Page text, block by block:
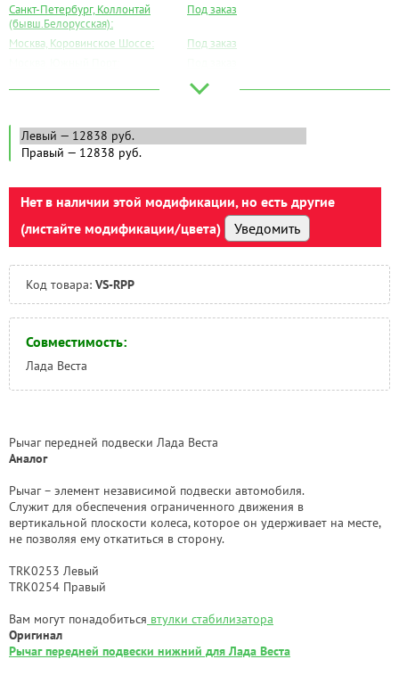
Санкт-Петербург, Коллонтай
(бывш.Белорусская):
Под заказ
Москва, Коровинское Шоссе:
Под заказ
Под заказ
Нальчик:
Самара:
Под заказ
Тверь:
Челябинск:
Под заказ
Нет в наличии этой модификации, но есть другие
(листайте модификации/цвета)
Уведомить
Код товара: VS-RPP
Совместимость:
Лада Веста
Рычаг передней подвески Лада Веста
Аналог
Рычаг – элемент независимой подвески автомобиля.
Служит для обеспечения ограниченного движения в
вертикальной плоскости колеса, которое он удерживает на месте,
не позволяя ему откатиться в сторону.
TRK0253 Левый
TRK0254 Правый
Вам могут понадобиться втулки стабилизатора
Оригинал
Рычаг передней подвески нижний для Лада Веста